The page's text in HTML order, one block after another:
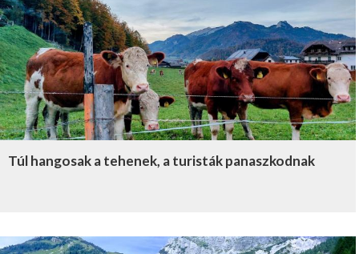
Túl hangosak a tehenek, a turisták panaszkodnak